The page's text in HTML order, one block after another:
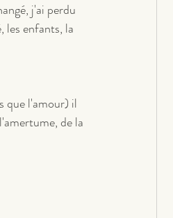
j'ai perdu
les enfants, la
que l'amour) il
de la